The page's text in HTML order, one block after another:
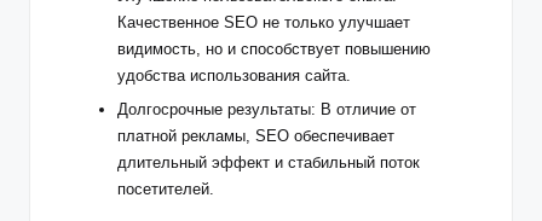
Качественное SEO не только улучшает
видимость, но и способствует повышению
удобства использования сайта.
Долгосрочные результаты: В отличие от
платной рекламы, SEO обеспечивает
длительный эффект и стабильный поток
посетителей.